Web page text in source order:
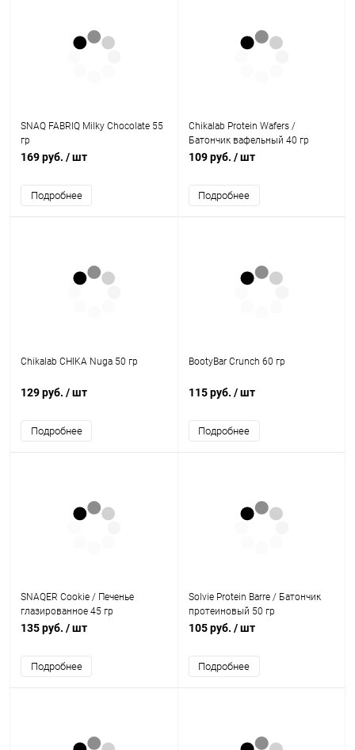
SNAQ FABRIQ Milky Chocolate 55
гр
169 руб. / шт
Подробнее
Chikalab Protein Wafers /
Батончик вафельный 40 гр
109 руб. / шт
Подробнее
Chikalab CHIKA Nuga 50 гр
129 руб. / шт
Подробнее
BootyBar Crunch 60 гр
115 руб. / шт
Подробнее
SNAQER Cookie / Печенье
глазированное 45 гр
135 руб. / шт
Подробнее
Solvie Protein Barre / Батончик
протеиновый 50 гр
105 руб. / шт
Подробнее